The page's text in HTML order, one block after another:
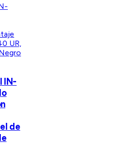
IN-
de